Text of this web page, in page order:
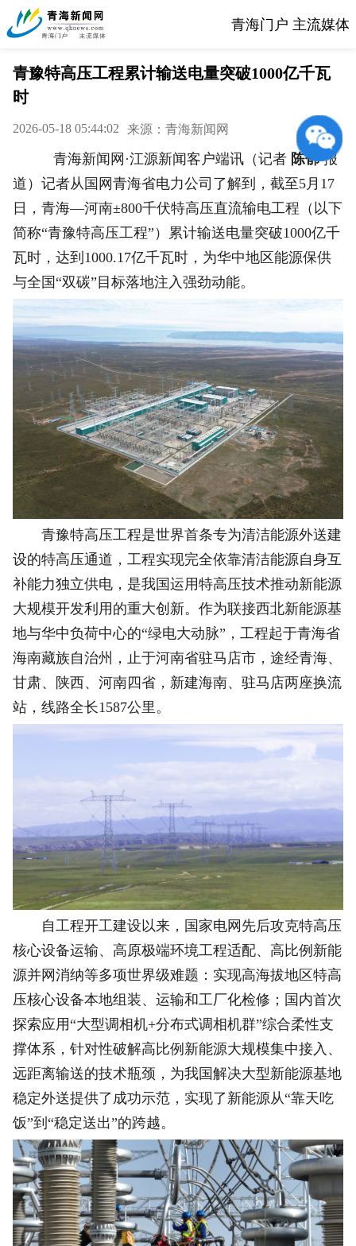
青海门户 主流媒体
青豫特高压工程累计输送电量突破1000亿千瓦
时
2026-05-18 05:44:02 来源：青海新闻网
青海新闻网·江源新闻客户端讯（记者 陈郁报
道）记者从国网青海省电力公司了解到，截至5月17
日，青海—河南±800千伏特高压直流输电工程（以下
简称“青豫特高压工程”）累计输送电量突破1000亿千
瓦时，达到1000.17亿千瓦时，为华中地区能源保供
与全国“双碳”目标落地注入强劲动能。
青豫特高压工程是世界首条专为清洁能源外送建
设的特高压通道，工程实现完全依靠清洁能源自身互
补能力独立供电，是我国运用特高压技术推动新能源
大规模开发利用的重大创新。作为联接西北新能源基
地与华中负荷中心的“绿电大动脉”，工程起于青海省
海南藏族自治州，止于河南省驻马店市，途经青海、
甘肃、陕西、河南四省，新建海南、驻马店两座换流
站，线路全长1587公里。
自工程开工建设以来，国家电网先后攻克特高压
核心设备运输、高原极端环境工程适配、高比例新能
源并网消纳等多项世界级难题：实现高海拔地区特高
压核心设备本地组装、运输和工厂化检修；国内首次
探索应用“大型调相机+分布式调相机群”综合柔性支
撑体系，针对性破解高比例新能源大规模集中接入、
远距离输送的技术瓶颈，为我国解决大型新能源基地
稳定外送提供了成功示范，实现了新能源从“靠天吃
饭”到“稳定送出”的跨越。